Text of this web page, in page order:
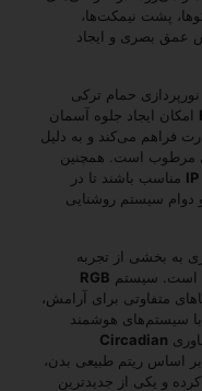
پشت نیمکت‌ها،
عمق بصری و ایجاد
حمام ترکی
امکان ایجاد جلوه آسمان
فراهم می‌کند و به دلیل
مرطوب است. همچنین
مناسب باشند تا در
دوام سیستم روشنایی
به بخشی از تجربه
است. سیستم RGB
متفاوتی برای آرامش،
با سیستم‌های هوشمند
Circadian
اساس ریتم طبیعی بدن،
و یکی از جدیدترین